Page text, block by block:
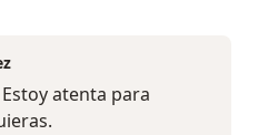
atenta para